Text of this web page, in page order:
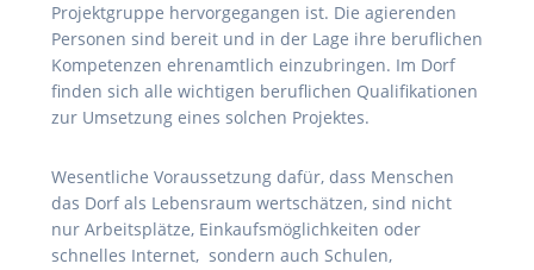
Projektgruppe hervorgegangen ist. Die agierenden
Personen sind bereit und in der Lage ihre beruflichen
Kompetenzen ehrenamtlich einzubringen. Im Dorf
finden sich alle wichtigen beruflichen Qualifikationen
zur Umsetzung eines solchen Projektes.
Wesentliche Voraussetzung dafür, dass Menschen
das Dorf als Lebensraum wertschätzen, sind nicht
nur Arbeitsplätze, Einkaufsmöglichkeiten oder
schnelles Internet, sondern auch Schulen,